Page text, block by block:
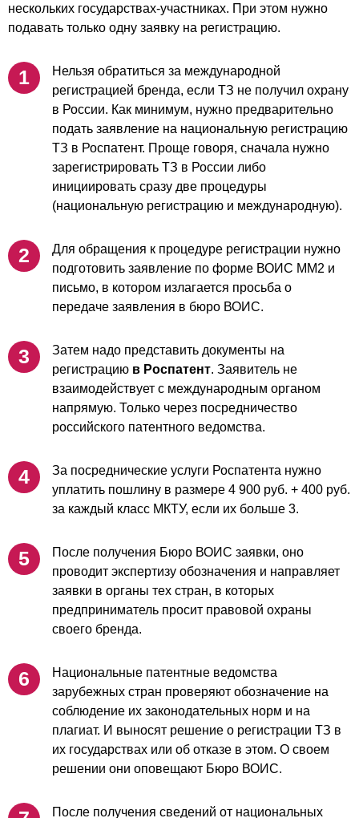
нескольких государствах-участниках. При этом нужно
подавать только одну заявку на регистрацию.
Нельзя обратиться за международной
регистрацией бренда, если ТЗ не получил охрану
в России. Как минимум, нужно предварительно
подать заявление на национальную регистрацию
ТЗ в Роспатент. Проще говоря, сначала нужно
зарегистрировать ТЗ в России либо
инициировать сразу две процедуры
(национальную регистрацию и международную).
Для обращения к процедуре регистрации нужно
подготовить заявление по форме ВОИС ММ2 и
письмо, в котором излагается просьба о
передаче заявления в бюро ВОИС.
Затем надо представить документы на
регистрацию в Роспатент. Заявитель не
взаимодействует с международным органом
напрямую. Только через посредничество
российского патентного ведомства.
За посреднические услуги Роспатента нужно
уплатить пошлину в размере 4 900 руб. + 400 руб.
за каждый класс МКТУ, если их больше 3.
После получения Бюро ВОИС заявки, оно
проводит экспертизу обозначения и направляет
заявки в органы тех стран, в которых
предприниматель просит правовой охраны
своего бренда.
Национальные патентные ведомства
зарубежных стран проверяют обозначение на
соблюдение их законодательных норм и на
плагиат. И выносят решение о регистрации ТЗ в
их государствах или об отказе в этом. О своем
решении они оповещают Бюро ВОИС.
После получения сведений от национальных